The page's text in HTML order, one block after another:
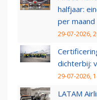
halfjaar:
per maand
29-07-2026,
dichterbij:
29-07-2026,
LATAM